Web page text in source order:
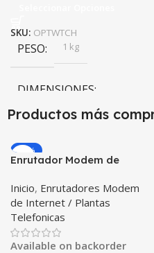
SKU: OPTWTCH
PESO 1 kg
DIMENSIONES
COLOR
Gris,Negro , Azul ,Rosa
Productos más
-20%
Enrutador Modem de
Libre Todo Operador 4G
LTE SIMCARD
Inicio, Enrutadores Modem
de Internet / Plantas
Telefonicas
Available on backorder